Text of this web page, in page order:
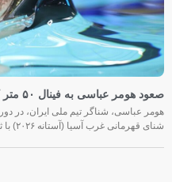
صعود هومر عباسی به فینال ۵۰ متر کرال پشت مسابقات غرب آسیا
شنای قهرمانی غرب آسیا (آستانه ۲۰۲۶) با ثبت زمان ۲۵.۶۷ ثانیه در جایگاه نخست قرار